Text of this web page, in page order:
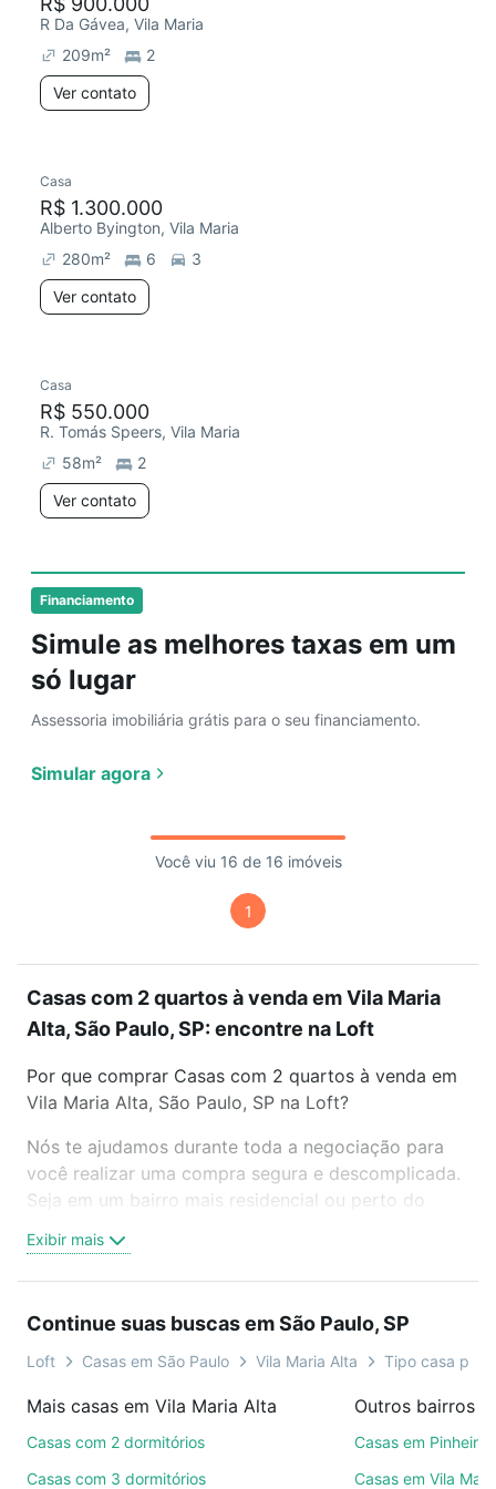
Financiamento
Simule as melhores taxas em um
só lugar
Assessoria imobiliária grátis para o seu financiamento.
Simular agora
R Da Gávea, Vila Maria
209m²
2
Ver contato
Casa
R$ 1.300.000
Alberto Byington, Vila Maria
280m² 6
3
Ver contato
Casa
R$ 550.000
R. Tomás Speers, Vila Maria
58m²
2
Ver contato
Você viu 16 de 16 imóveis
1
Casas com 2 quartos à venda em Vila Maria
Alta, São Paulo, SP: encontre na Loft
Por que comprar Casas com 2 quartos à venda em
Vila Maria Alta, São Paulo, SP na Loft?
Nós te ajudamos durante toda a negociação para
você realizar uma compra segura e descomplicada.
Seja em um bairro mais residencial ou perto do
oferta ideal de Casas com 2 quartos à venda em
Vila Maria Alta, São Paulo, SP para conquistar seu
videochamada, é grátis, sem compromisso e você
ainda conta com mais de 46 mil corretores e
de imóveis.
Exibir mais
Continue suas buscas em São Paulo, SP
Loft Casas em São Paulo Vila Maria Alta Tipo casa
Mais casas em Vila Maria Alta
Casas com 2 dormitórios
Casas com 3 dormitórios
Outros bairros
Casas em Pinheiros
Casas em Vila